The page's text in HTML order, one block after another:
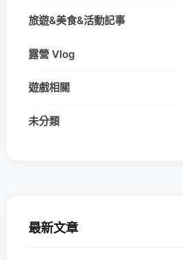
旅遊&美食&活動記事
露營 Vlog
遊戲相關
未分類
最新文章